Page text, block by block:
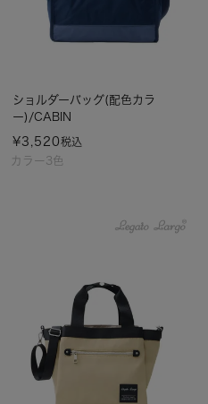
カラー3色
ショルダーバッグ(配色カラ
ー)/CABIN
¥3,520税込